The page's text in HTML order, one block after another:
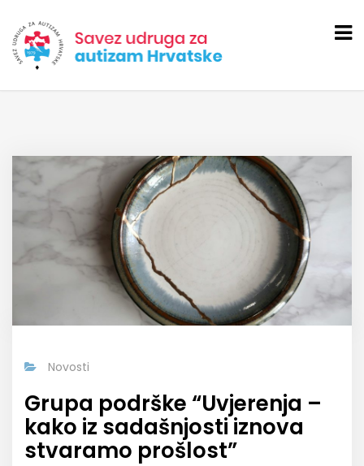
Novosti
Grupa podrške “Uvjerenja –
kako iz sadašnjosti iznova
stvaramo prošlost”